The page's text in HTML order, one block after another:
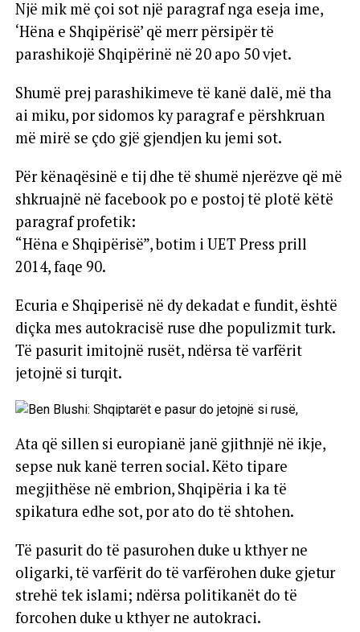
Një mik më çoi sot një paragraf nga eseja ime,
‘Hëna e Shqipërisë’ që merr përsipër të
parashikojë Shqipërinë në 20 apo 50 vjet.
Shumë prej parashikimeve të kanë dalë, më tha
ai miku, por sidomos ky paragraf e përshkruan
më mirë se çdo gjë gjendjen ku jemi sot.
Për kënaqësinë e tij dhe të shumë njerëzve që më
shkruajnë në facebook po e postoj të plotë këtë
paragraf profetik:
“Hëna e Shqipërisë”, botim i UET Press prill
2014, faqe 90.
Ecuria e Shqiperisë në dy dekadat e fundit, është
diçka mes autokracisë ruse dhe populizmit turk.
Të pasurit imitojnë rusët, ndërsa të varfërit
jetojnë si turqit.
Ata që sillen si europianë janë gjithnjë në ikje,
sepse nuk kanë terren social. Këto tipare
megjithëse në embrion, Shqipëria i ka të
spikatura edhe sot, por ato do të shtohen.
Të pasurit do të pasurohen duke u kthyer ne
oligarki, të varfërit do të varfërohen duke gjetur
strehë tek islami; ndërsa politikanët do të
forcohen duke u kthyer ne autokraci.